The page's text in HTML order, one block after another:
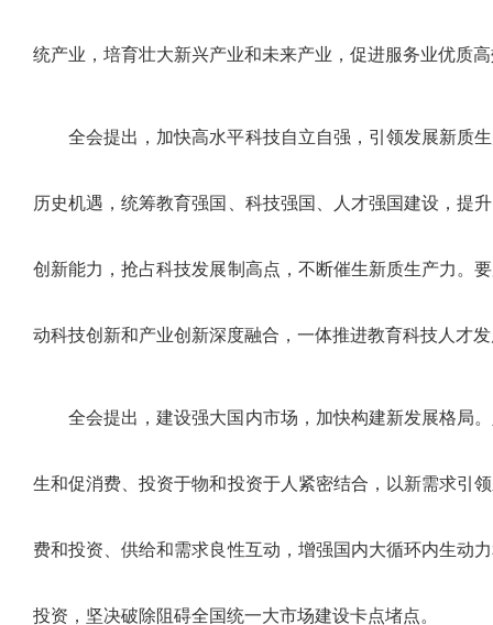
统产业，培育壮大新兴产业和未来产业，促进服务业优质
全会提出，加快高水平科技自立自强，引领发展新质
历史机遇，统筹教育强国、科技强国、人才强国建设，提
创新能力，抢占科技发展制高点，不断催生新质生产力。
动科技创新和产业创新深度融合，一体推进教育科技人才
全会提出，建设强大国内市场，加快构建新发展格局
生和促消费、投资于物和投资于人紧密结合，以新需求引
费和投资、供给和需求良性互动，增强国内大循环内生动
投资，坚决破除阻碍全国统一大市场建设卡点堵点。